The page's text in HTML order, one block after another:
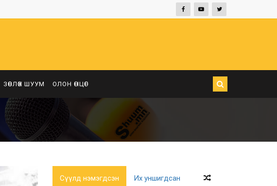
ЗӨВЛӨХ ШУУМ ОЛОН ӨНЦӨГ
Сүүлд нэмэгдсэн Их уншигдсан